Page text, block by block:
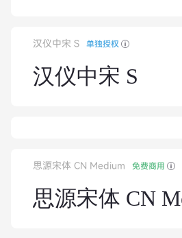
汉仪中宋 S 单独授权
汉仪中宋 S
思源宋体 CN Medium 免费商用
思源宋体 CN